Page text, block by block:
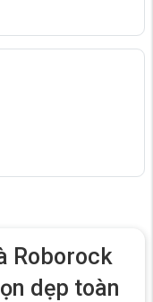
Roborock
dẹp toàn